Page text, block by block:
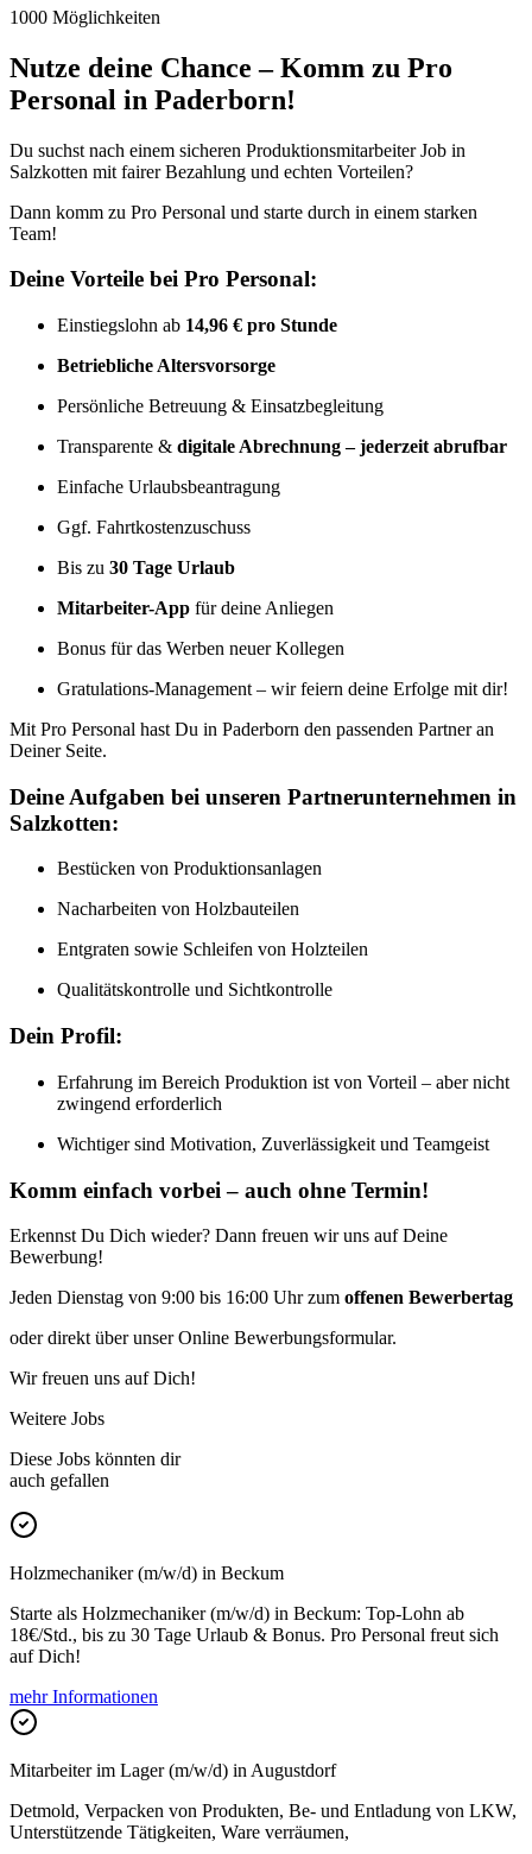
1000 Möglichkeiten
Nutze deine Chance – Komm zu Pro
Personal in Paderborn!
Du suchst nach einem sicheren Produktionsmitarbeiter Job in
Salzkotten mit fairer Bezahlung und echten Vorteilen?
Dann komm zu Pro Personal und starte durch in einem starken
Team!
Deine Vorteile bei Pro Personal:
Einstiegslohn ab 14,96 € pro Stunde
Betriebliche Altersvorsorge
Persönliche Betreuung & Einsatzbegleitung
Transparente & digitale Abrechnung – jederzeit abrufbar
Einfache Urlaubsbeantragung
Ggf. Fahrtkostenzuschuss
Bis zu 30 Tage Urlaub
Mitarbeiter-App für deine Anliegen
Bonus für das Werben neuer Kollegen
Gratulations-Management – wir feiern deine Erfolge mit dir!
Mit Pro Personal hast Du in Paderborn den passenden Partner an
Deiner Seite.
Deine Aufgaben bei unseren Partnerunternehmen in
Salzkotten:
Bestücken von Produktionsanlagen
Nacharbeiten von Holzbauteilen
Entgraten sowie Schleifen von Holzteilen
Qualitätskontrolle und Sichtkontrolle
Dein Profil:
Erfahrung im Bereich Produktion ist von Vorteil – aber nicht
zwingend erforderlich
Wichtiger sind Motivation, Zuverlässigkeit und Teamgeist
Komm einfach vorbei – auch ohne Termin!
Erkennst Du Dich wieder? Dann freuen wir uns auf Deine
Bewerbung!
Jeden Dienstag von 9:00 bis 16:00 Uhr zum offenen Bewerbertag
oder direkt über unser Online Bewerbungsformular.
Wir freuen uns auf Dich!
Weitere Jobs
Diese Jobs könnten dir
auch gefallen
Holzmechaniker (m/w/d) in Beckum
Starte als Holzmechaniker (m/w/d) in Beckum: Top-Lohn ab
18€/Std., bis zu 30 Tage Urlaub & Bonus. Pro Personal freut sich
auf Dich!
mehr Informationen
Mitarbeiter im Lager (m/w/d) in Augustdorf
Detmold, Verpacken von Produkten, Be- und Entladung von LKW,
Unterstützende Tätigkeiten, Ware verräumen,